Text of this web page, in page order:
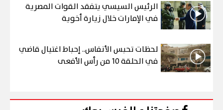
الرئيس السيسي يتفقد القوات المصرية
في الإمارات خلال زيارة أخوية
لحظات تحبس الأنفاس.. إحباط اغتيال قاضي
في الحلقة 10 من رأس الأفعى